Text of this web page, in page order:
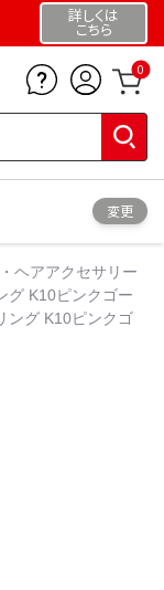
詳しくは
こちら
0
変更
ヘアアクセサリー
グ K10ピンクゴー
ング K10ピンクゴ